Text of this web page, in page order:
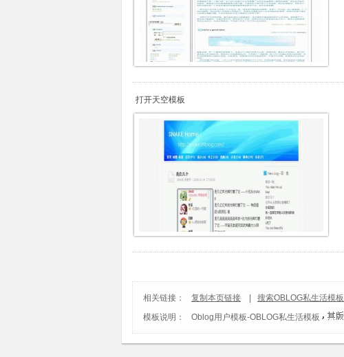
打开天空模板
相关链接： 复制本页链接
搜索OBLOG私生活模板
模板说明：
Oblog用户模板-OBLOG私生活模板